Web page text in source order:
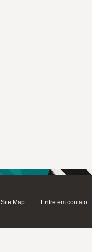
Site Map Entre em contato